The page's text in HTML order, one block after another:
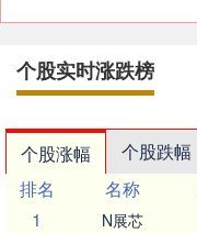
个股实时涨跌榜
个股涨幅 个股跌幅
排名
名称
1
N展芯